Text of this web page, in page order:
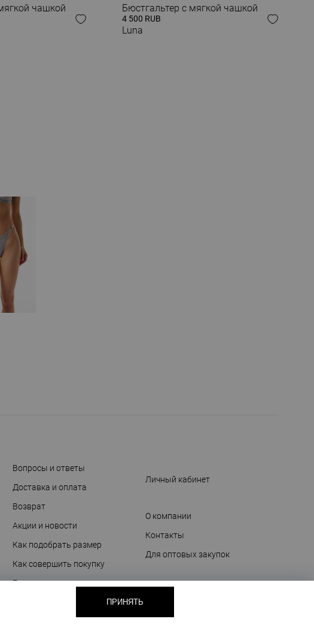
чашкой Бюстгальтер с мягкой чашкой
4 500 RUB
Luna
Вопросы и ответы
Доставка и оплата
Возврат
Акции и новости
Как подобрать размер
Как совершить покупку
Гарантия и уход
О подарочных сертификатах
Личный кабинет
О компании
Контакты
Для оптовых закупок
ПРИНЯТЬ